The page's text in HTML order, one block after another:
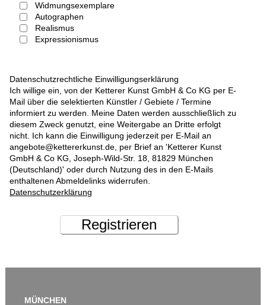
Widmungsexemplare
Autographen
Realismus
Expressionismus
Datenschutzrechtliche Einwilligungserklärung
Ich willige ein, von der Ketterer Kunst GmbH & Co KG per E-
Mail über die selektierten Künstler / Gebiete / Termine
informiert zu werden. Meine Daten werden ausschließlich zu
diesem Zweck genutzt, eine Weitergabe an Dritte erfolgt
nicht. Ich kann die Einwilligung jederzeit per E-Mail an
angebote@kettererkunst.de, per Brief an 'Ketterer Kunst
GmbH & Co KG, Joseph-Wild-Str. 18, 81829 München
(Deutschland)' oder durch Nutzung des in den E-Mails
enthaltenen Abmeldelinks widerrufen.
Datenschutzerklärung
Registrieren
MÜNCHEN